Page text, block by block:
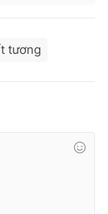
tương